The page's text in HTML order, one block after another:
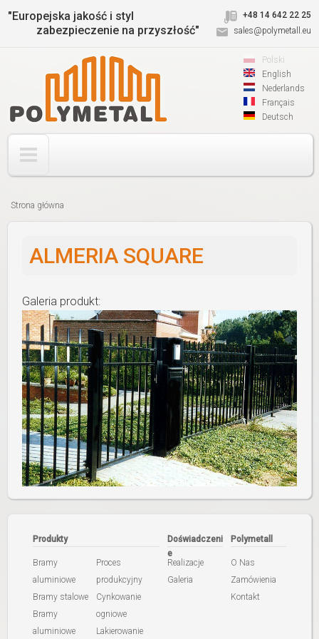
Jump to navigation
"Europejska jakość i styl
zabezpieczenie na przyszłość"
+48 14 642 22 25
sales@polymetall.eu
Polski
English
Nederlands
Français
Deutsch
tutaj
Strona główna
ALMERIA SQUARE
Galeria produkt:
Produkty
Bramy
aluminiowe
Bramy stalowe
Bramy
aluminiowe
Proces
produkcyjny
Cynkowanie
ogniowe
Lakierowanie
Doświadczeni
e
Realizacje
Galeria
Polymetall
O Nas
Zamówienia
Kontakt